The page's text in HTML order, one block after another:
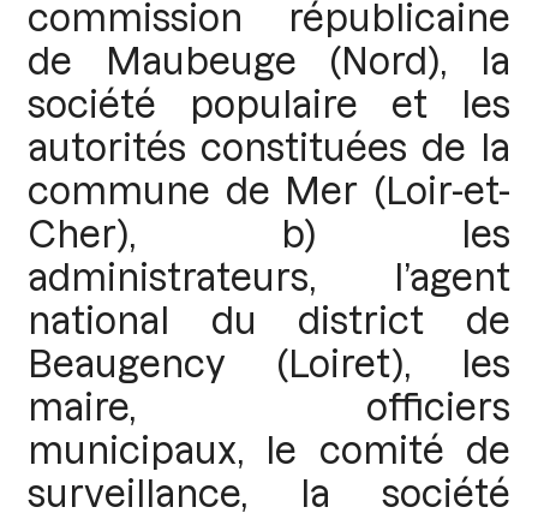
commission républicaine
de Maubeuge (Nord), la
société populaire et les
autorités constituées de la
commune de Mer (Loir-et-
Cher), b) les
administrateurs, l’agent
national du district de
Beaugency (Loiret), les
maire, officiers
municipaux, le comité de
surveillance, la société